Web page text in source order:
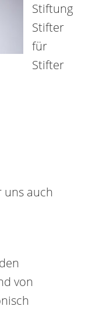
Stiftung
Stifter
für
Stifter
uns auch
von